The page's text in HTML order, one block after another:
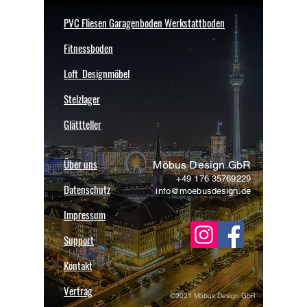
garagenbodenloesungen-in-
PVC Fliesen Garagenboden Werkstattboden
Fitnessboden
Loft Designmöbel
Stelzlager
Glättteller
Über uns
Datenschutz
Impressum
Support
Kontakt
Vertrag
Möbus Design GbR
+49 176 35769229
info@moebusdesign.de
©2021 Möbus Design GbR